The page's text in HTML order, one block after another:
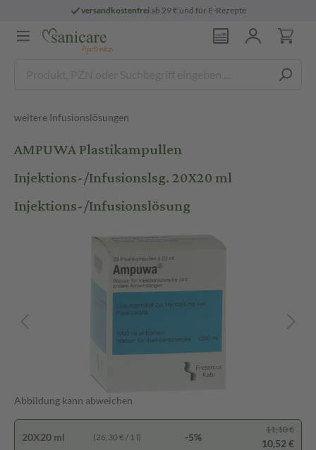
versandkostenfreiab 29 € und für E-Rezepte
weitere Infusionslösungen
AMPUWA Plastikampullen
Injektions-/Infusionslsg. 20X20 ml
Injektions-/Infusionslösung
Abbildung kann abweichen
20X20 ml (26,30 € / 1 l) -5%
11,10 €
10,52 €